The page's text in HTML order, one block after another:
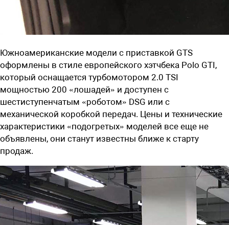
Южноамериканские модели с приставкой GTS
оформлены в стиле европейского хэтчбека Polo GTI,
который оснащается турбомотором 2.0 TSI
мощностью 200 «лошадей» и доступен с
шестиступенчатым «роботом» DSG или с
механической коробкой передач. Цены и технические
характеристики «подогретых» моделей все еще не
объявлены, они станут известны ближе к старту
продаж.